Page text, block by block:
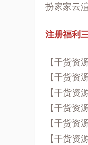
扮家家云
注册福利
【干货资
【干货
【干货
【干货
【干货资
【干货资